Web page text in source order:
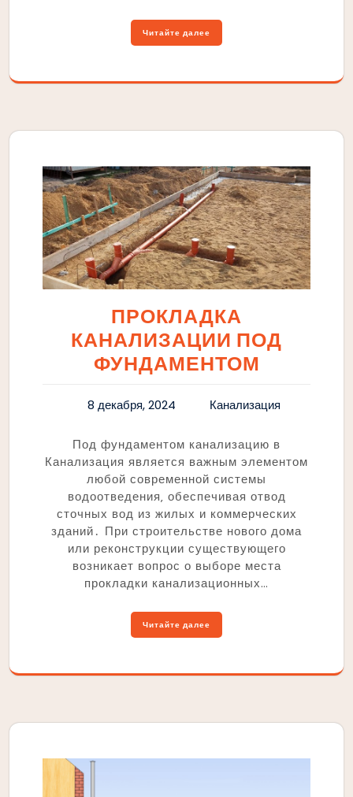
Читайте далее
ПРОКЛАДКА
КАНАЛИЗАЦИИ ПОД
ФУНДАМЕНТОМ
8 декабря, 2024 Канализация
Под фундаментом канализацию в
Канализация является важным элементом
любой современной системы
водоотведения‚ обеспечивая отвод
сточных вод из жилых и коммерческих
зданий․ При строительстве нового дома
или реконструкции существующего
возникает вопрос о выборе места
прокладки канализационных…
Читайте далее